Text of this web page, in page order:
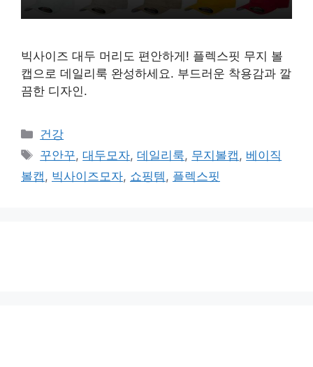
빅사이즈 대두 머리도 편안하게! 플렉스핏 무지 볼
캡으로 데일리룩 완성하세요. 부드러운 착용감과 깔
끔한 디자인.
카
테
고
리
건강
태
그
꾸안꾸,대두모자,데일리룩, 무지볼캡 , 베이직
볼캡 , 빅사이즈모자, 쇼핑템 , 플렉스핏